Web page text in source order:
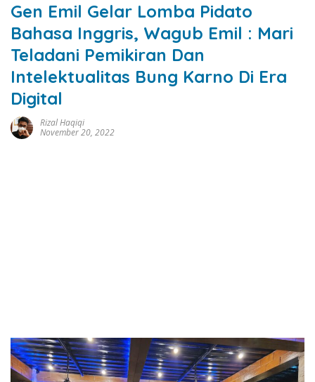
Gen Emil Gelar Lomba Pidato
Bahasa Inggris, Wagub Emil : Mari
Teladani Pemikiran Dan
Intelektualitas Bung Karno Di Era
Digital
Rizal Haqiqi
November 20, 2022